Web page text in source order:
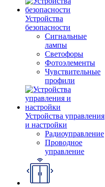
Устройства
безопасности
Сигнальные
лампы
Светофоры
Фотоэлементы
Чувствительные
профили
Устройства управления
и настройки
Радиоуправление
Проводное
управление